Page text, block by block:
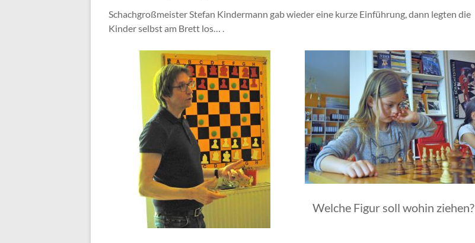
Schachgroßmeister Stefan Kindermann gab wieder eine kurze Einführung, dann legten die
Kinder selbst am Brett los… .
Welche Figur soll wohin ziehen?